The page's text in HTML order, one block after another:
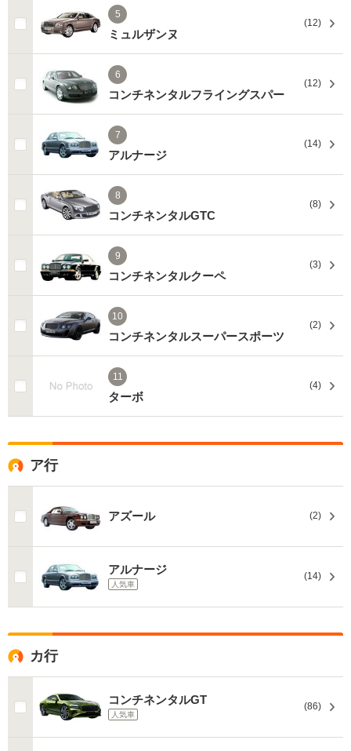
5
ミュルザンヌ
(12)
6
コンチネンタルフライングスパー
(12)
7
アルナージ
(14)
8
コンチネンタルGTC
(8)
9
コンチネンタルクーペ
(3)
10
コンチネンタルスーパースポーツ
(2)
11
ターボ
(4)
ア行
アズール (2)
アルナージ
人気車
(14)
カ行
コンチネンタルGT
人気車
(86)